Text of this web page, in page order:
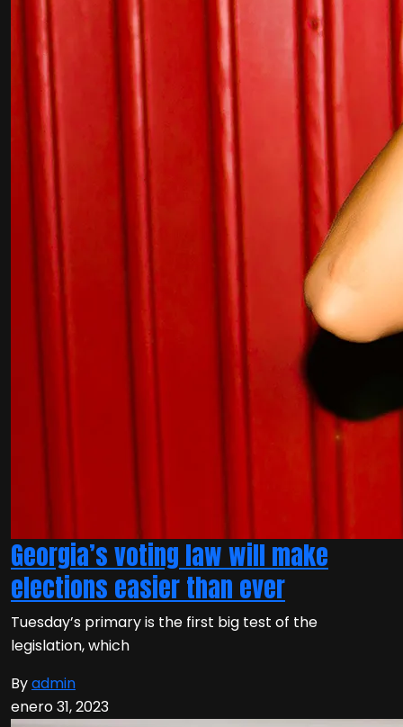
Georgia’s voting law will make
elections easier than ever
Tuesday’s primary is the first big test of the
legislation, which
Byadmin
enero 31, 2023